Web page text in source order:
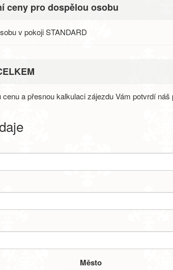
ceny pro dospělou osobu
v pokoji STANDARD
cenu a přesnou kalkulaci zájezdu Vám potvrdí náš
Město